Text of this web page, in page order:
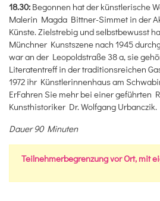
18.30: Begonnen hat der künstlerische
Malerin Magda Bittner-Simmet in der
Künste. Zielstrebig und selbstbewusst
Münchner Kunstszene nach 1945
war an der Leopoldstraße 38 a, sie
Literatentreff in der traditionsreichen
1972 ihr Künstlerinnenhaus am
ErFahren Sie mehr bei einer geführten
Kunsthistoriker Dr. Wolfgang Urbanczik.
Dauer 90 Minuten
Teilnehmerbegrenzung vor Ort, mit